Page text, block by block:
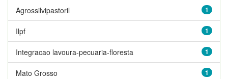
1
Agrossilvipastoril
1
Ilpf
1
Integracao lavoura-pecuaria-floresta
1
Mato Grosso